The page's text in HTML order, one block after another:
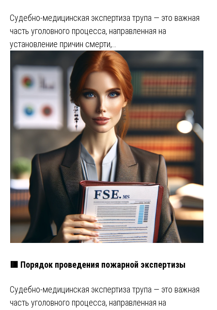
Судебно-медицинская экспертиза трупа — это важная
часть уголовного процесса, направленная на
установление причин смерти,…
🟥 Порядок проведения пожарной экспертизы
Судебно-медицинская экспертиза трупа — это важная
часть уголовного процесса, направленная на